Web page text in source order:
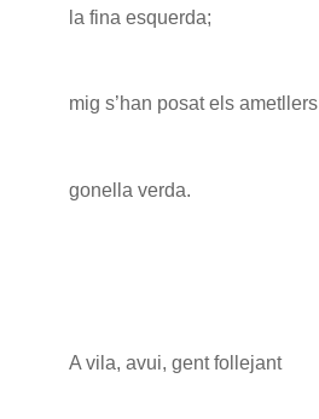
la fina esquerda;
mig s’han posat els ametllers
gonella verda.
A vila, avui, gent follejant